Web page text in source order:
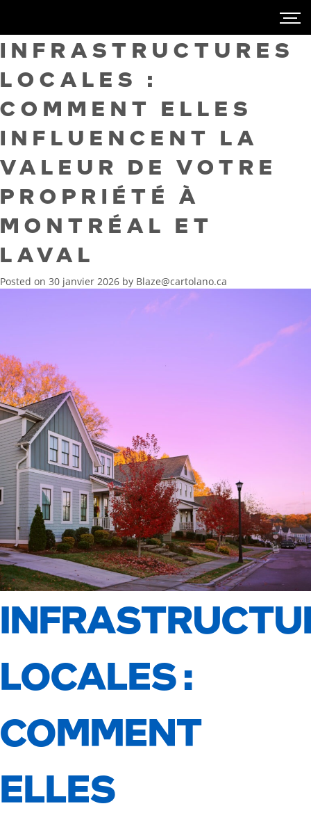
INFRASTRUCTURES
LOCALES :
COMMENT ELLES
INFLUENCENT LA
VALEUR DE VOTRE
PROPRIÉTÉ À
MONTRÉAL ET
LAVAL
Posted on 30 janvier 2026 by Blaze@cartolano.ca
LOCALES :
COMMENT
ELLES